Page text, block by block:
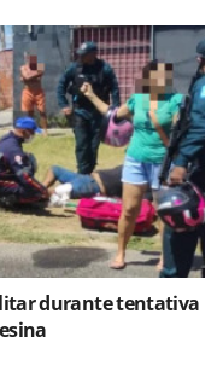
durante tentativa